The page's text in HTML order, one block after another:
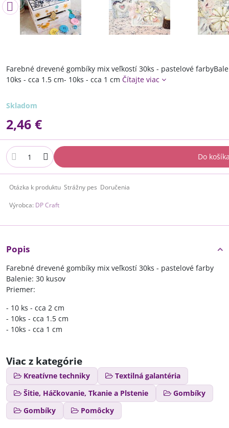
Farebné drevené gombíky mix veľkostí 30ks - pastelové
10ks - cca 1.5 cm- 10ks - cca 1 cm Čítajte viac
Skladom
2,46 €
Do
Otázka k produktu Strážny pes Doručenia
Výrobca: DP Craft
Popis
Farebné drevené gombíky mix veľkostí 30ks - pastelové farby
Balenie: 30 kusov
Priemer:
- 10 ks - cca 2 cm
- 10ks - cca 1.5 cm
- 10ks - cca 1 cm
Viac z kategórie
Kreatívne techniky
Textilná galantéria
Šitie, Háčkovanie, Tkanie a Plstenie
Gombíky
Gombíky
Pomôcky